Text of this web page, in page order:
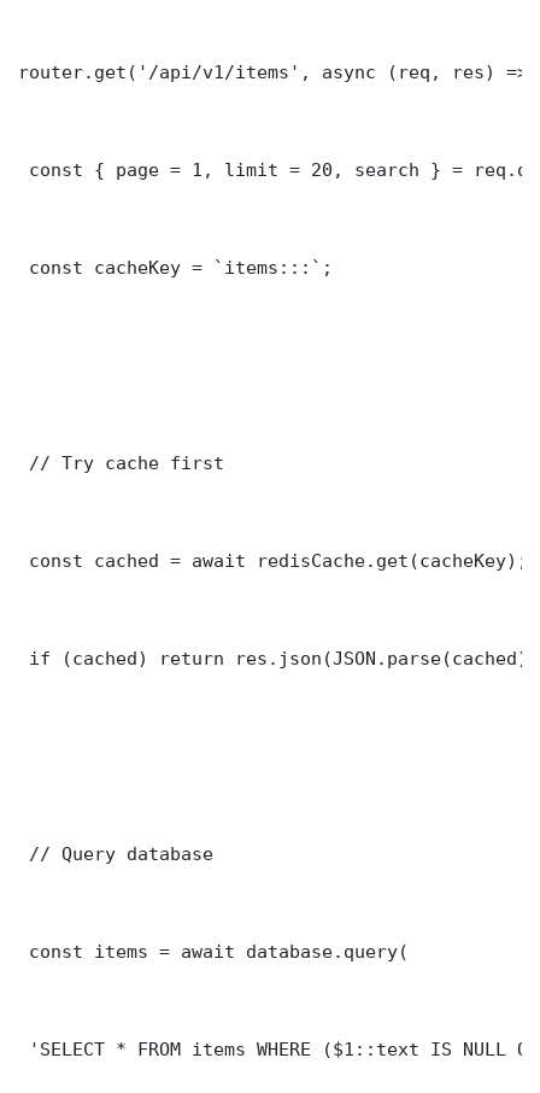
router.get('/api/v1/items', async (req, res) =>
const { page = 1, limit = 20, search } =
const cacheKey = `items:::`;
// Try cache first
const cached = await redisCache.get(cacheKey);
if (cached) return
// Query database
const items = await database.query(
'SELECT * FROM items WHERE ($1::text IS NULL